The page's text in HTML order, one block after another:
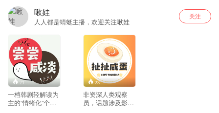
啾娃
人人都是蜻蜓主播，欢迎关注啾娃
关注
71
一档韩剧轻解读为
主的“情绪化”个人
23
非资深人类观察
员，话题涉及影